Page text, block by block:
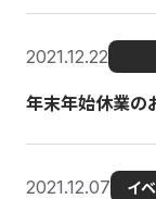
2021.12.22
年末年始休業の
2021.12.07 イ